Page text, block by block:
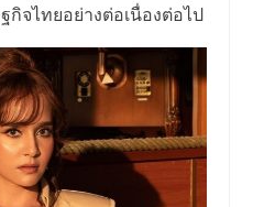
จไทยอย่างต่อเนื่องต่อไป